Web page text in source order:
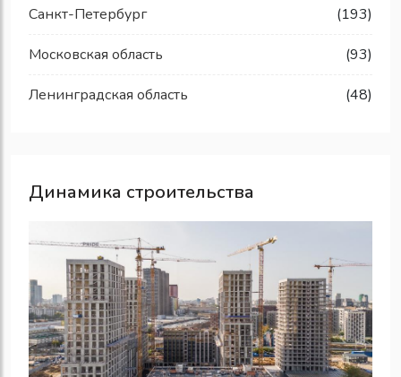
Санкт-Петербург (193)
Московская область (93)
Ленинградская область (48)
Динамика строительства